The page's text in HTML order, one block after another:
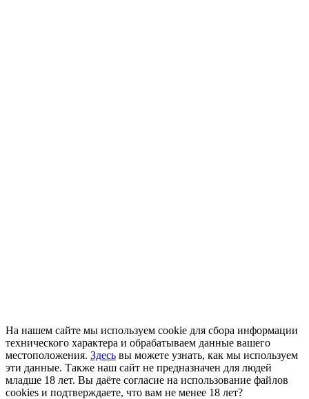
На нашем сайте мы используем cookie для сбора информации
технического характера и обрабатываем данные вашего
местоположения. Здесь вы можете узнать, как мы используем
эти данные. Также наш сайт не предназначен для людей
младше 18 лет. Вы даёте согласие на использование файлов
cookies и подтверждаете, что вам не менее 18 лет?